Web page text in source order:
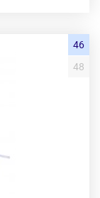
46
48